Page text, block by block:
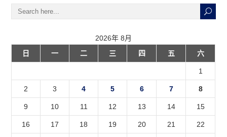
2026年 8月
日
一 二 三 四 五 六
1
2 3 4 5 6 7 8
9 10 11 12 13 14 15
16 17 18 19 20 21 22